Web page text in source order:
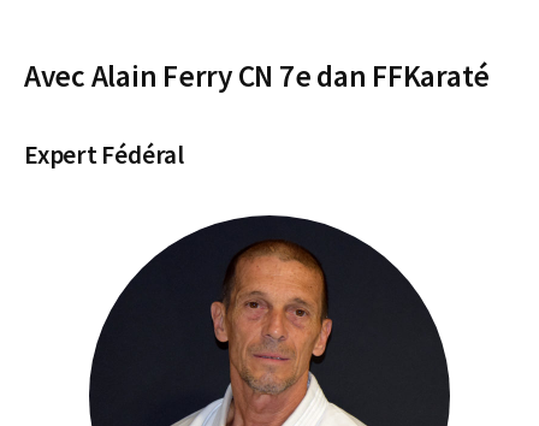
Avec Alain Ferry CN 7e dan FFKaraté
Expert Fédéral